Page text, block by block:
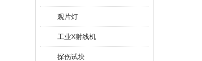
观片灯
工业X射线机
探伤试块